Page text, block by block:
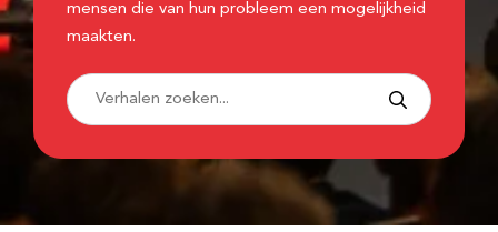
mensen die van hun probleem een mogelijkheid
maakten.